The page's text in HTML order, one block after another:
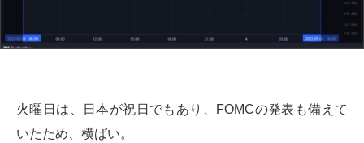
火曜日は、日本が祝日でもあり、FOMCの発表も備えて
いたため、横ばい。